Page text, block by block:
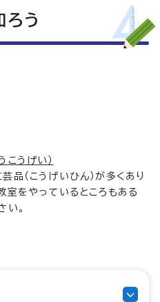
ろう
こうげい）
品（こうげいひん）が多くあり
室をやっているところもある
い。